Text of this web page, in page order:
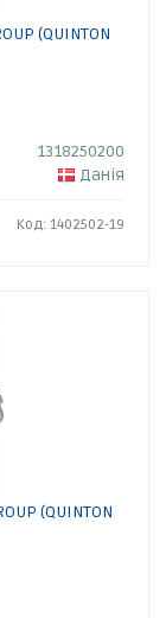
(QUINTON
1318250200
Данія
Код: 1402502-19
(QUINTON